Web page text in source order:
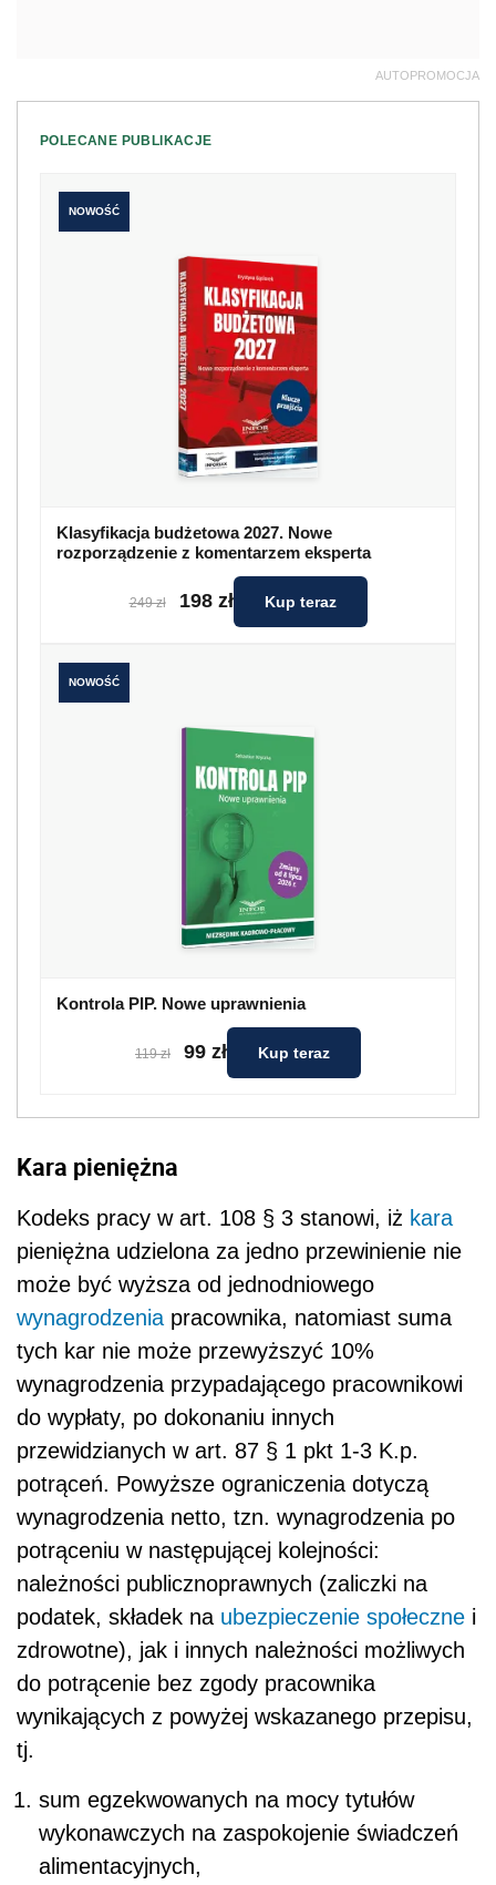
AUTOPROMOCJA
POLECANE PUBLIKACJE
NOWOŚĆ
Klasyfikacja budżetowa 2027. Nowe
rozporządzenie z komentarzem eksperta
249 zł 198 zł Kup teraz
NOWOŚĆ
Kontrola PIP. Nowe uprawnienia
119 zł 99 zł Kup teraz
Kara pieniężna
Kodeks pracy w art. 108 § 3 stanowi, iż kara
pieniężna udzielona za jedno przewinienie nie
może być wyższa od jednodniowego
wynagrodzenia pracownika, natomiast suma
tych kar nie może przewyższyć 10%
wynagrodzenia przypadającego pracownikowi
do wypłaty, po dokonaniu innych
przewidzianych w art. 87 § 1 pkt 1-3 K.p.
potrąceń. Powyższe ograniczenia dotyczą
wynagrodzenia netto, tzn. wynagrodzenia po
potrąceniu w następującej kolejności:
należności publicznoprawnych (zaliczki na
podatek, składek na ubezpieczenie społeczne i
zdrowotne), jak i innych należności możliwych
do potrącenie bez zgody pracownika
wynikających z powyżej wskazanego przepisu,
tj.
sum egzekwowanych na mocy tytułów
wykonawczych na zaspokojenie świadczeń
alimentacyjnych,